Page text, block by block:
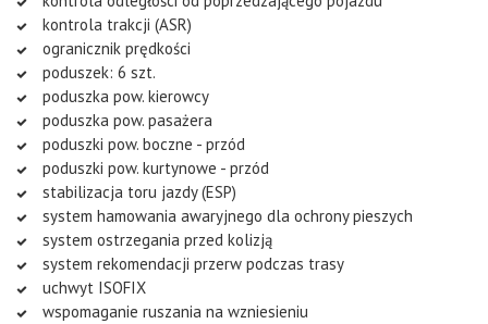
kontrola trakcji (ASR)
ogranicznik prędkości
poduszek: 6 szt.
poduszka pow. kierowcy
poduszka pow. pasażera
poduszki pow. boczne - przód
poduszki pow. kurtynowe - przód
stabilizacja toru jazdy (ESP)
system hamowania awaryjnego dla ochrony pieszych
system ostrzegania przed kolizją
system rekomendacji przerw podczas trasy
uchwyt ISOFIX
wspomaganie ruszania na wzniesieniu